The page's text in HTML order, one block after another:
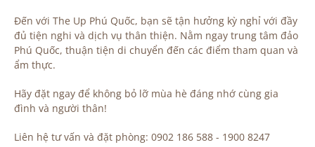
Đến với The Up Phú Quốc, bạn sẽ tận hưởng kỳ nghỉ với đầy
đủ tiện nghi và dịch vụ thân thiện. Nằm ngay trung tâm đảo
Phú Quốc, thuận tiện di chuyển đến các điểm tham quan và
ẩm thực.
Hãy đặt ngay để không bỏ lỡ mùa hè đáng nhớ cùng gia
đình và người thân!
Liên hệ tư vấn và đặt phòng: 0902 186 588 - 1900 8247